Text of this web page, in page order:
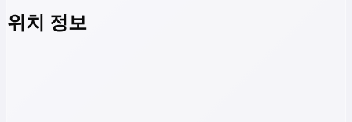
위치 정보